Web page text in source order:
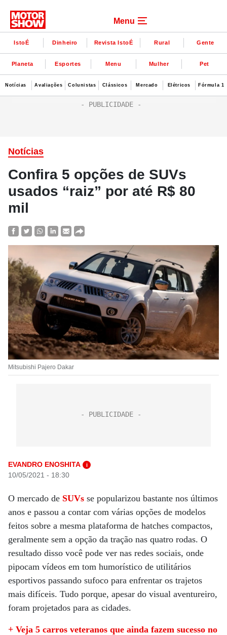
Menu
IstoÉ Dinheiro Revista IstoÉ Rural Gente
Planeta Esportes Menu Mulher Pet
Notícias Avaliações Colunistas Clássicos Mercado Elétricos Fórmula 1
Notícias
Confira 5 opções de SUVs
usados “raiz” por até R$ 80
mil
Mitsubishi Pajero Dakar
EVANDRO ENOSHITA i
10/05/2021 - 18:30
O mercado de SUVs se popularizou bastante nos últimos
anos e passou a contar com várias opções de modelos
feitos sobre a mesma plataforma de hatches compactos,
geralmente sem a opção da tração nas quatro rodas. O
resultado disso você pode ver nas redes sociais, onde
pipocam vídeos em tom humorístico de utilitários
esportivos passando sufoco para enfrentar os trajetos
mais difíceis. Tudo porque, apesar do visual aventureiro,
foram projetados para as cidades.
+ Veja 5 carros veteranos que ainda fazem sucesso no